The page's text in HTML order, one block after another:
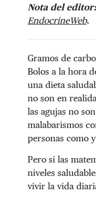
Nota del editor:
EndocrineWeb.
Gramos de
Bolos a la hora
una dieta
no son en
las agujas no
malabarismos
personas como
Pero si las
niveles
vivir la vida